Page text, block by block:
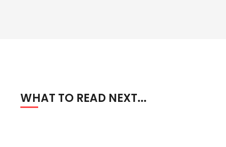
WHAT TO READ NEXT...